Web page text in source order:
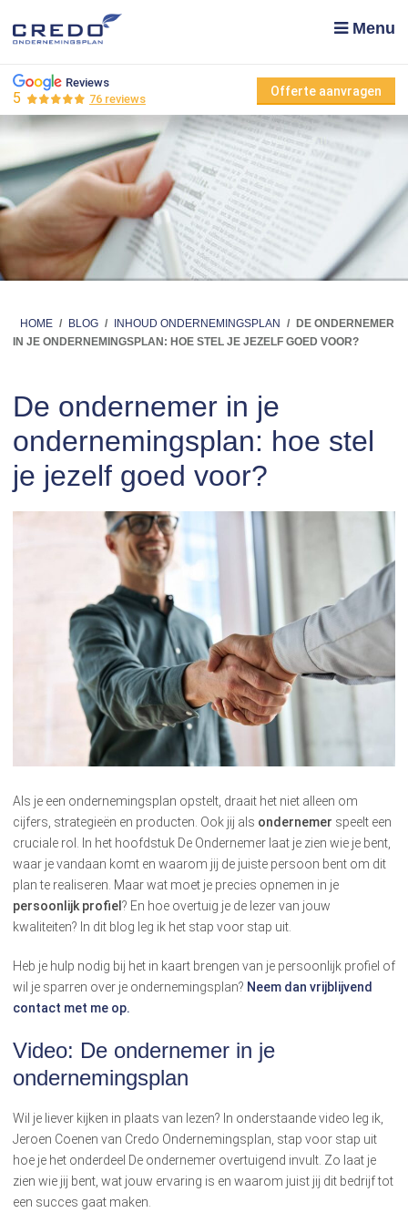
Menu
Reviews
5 76 reviews
Offerte aanvragen
HOME / BLOG / INHOUD ONDERNEMINGSPLAN /
DE ONDERNEMER
IN JE ONDERNEMINGSPLAN: HOE STEL JE JEZELF GOED VOOR?
De ondernemer in je
ondernemingsplan: hoe stel
je jezelf goed voor?
Als je een ondernemingsplan opstelt, draait het niet alleen om
cijfers, strategieën en producten. Ook jij als ondernemer speelt een
cruciale rol. In het hoofdstuk De Ondernemer laat je zien wie je bent,
waar je vandaan komt en waarom jij de juiste persoon bent om dit
plan te realiseren. Maar wat moet je precies opnemen in je
persoonlijk profiel ? En hoe overtuig je de lezer van jouw
kwaliteiten? In dit blog leg ik het stap voor stap uit.
Heb je hulp nodig bij het in kaart brengen van je persoonlijk profiel of
wil je sparren over je ondernemingsplan? Neem dan vrijblijvend
contact met me op.
Video: De ondernemer in je
ondernemingsplan
Wil je liever kijken in plaats van lezen? In onderstaande video leg ik,
Jeroen Coenen van Credo Ondernemingsplan, stap voor stap uit
hoe je het onderdeel De ondernemer overtuigend invult. Zo laat je
zien wie jij bent, wat jouw ervaring is en waarom juist jij dit bedrijf tot
een succes gaat maken.